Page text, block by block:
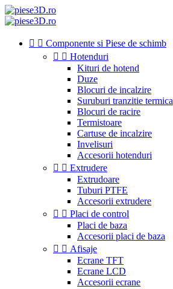
  Componente si Piese de schimb
  Hotenduri
Kituri de hotend
Duze
Blocuri de incalzire
Suruburi tranzitie termica
Blocuri de racire
Termistoare
Cartuse de incalzire
Invelisuri
Accesorii hotenduri
  Extrudere
Extrudoare
Tuburi PTFE
Accesorii extrudere
  Placi de control
Placi de baza
Accesorii placi de baza
  Afisaje
Ecrane TFT
Ecrane LCD
Accesorii ecrane